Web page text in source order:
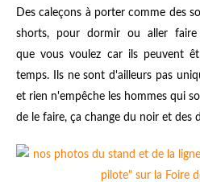
Des caleçons à porter comme des
shorts, pour dormir ou aller
que vous voulez car ils peuvent
temps. Ils ne sont d'ailleurs pas
et rien n'empêche les hommes qui
de le faire, ça change du noir et des